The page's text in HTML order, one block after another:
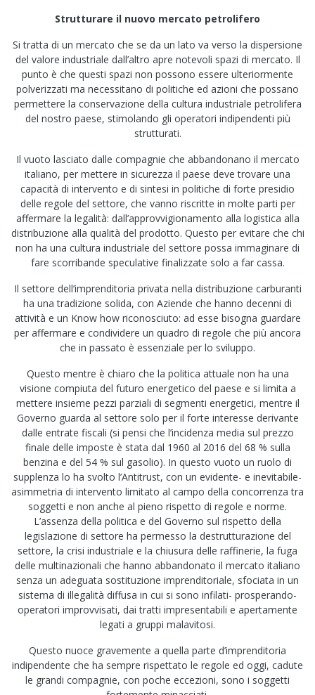
Strutturare il nuovo mercato petrolifero
Si tratta di un mercato che se da un lato va verso la dispersione
del valore industriale dall’altro apre notevoli spazi di mercato. Il
punto è che questi spazi non possono essere ulteriormente
polverizzati ma necessitano di politiche ed azioni che possano
permettere la conservazione della cultura industriale petrolifera
del nostro paese, stimolando gli operatori indipendenti più
strutturati.
Il vuoto lasciato dalle compagnie che abbandonano il mercato
italiano, per mettere in sicurezza il paese deve trovare una
capacità di intervento e di sintesi in politiche di forte presidio
delle regole del settore, che vanno riscritte in molte parti per
affermare la legalità: dall’approvvigionamento alla logistica alla
distribuzione alla qualità del prodotto. Questo per evitare che chi
non ha una cultura industriale del settore possa immaginare di
fare scorribande speculative finalizzate solo a far cassa.
Il settore dell’imprenditoria privata nella distribuzione carburanti
ha una tradizione solida, con Aziende che hanno decenni di
attività e un Know how riconosciuto: ad esse bisogna guardare
per affermare e condividere un quadro di regole che più ancora
che in passato è essenziale per lo sviluppo.
Questo mentre è chiaro che la politica attuale non ha una
visione compiuta del futuro energetico del paese e si limita a
mettere insieme pezzi parziali di segmenti energetici, mentre il
Governo guarda al settore solo per il forte interesse derivante
dalle entrate fiscali (si pensi che l’incidenza media sul prezzo
finale delle imposte è stata dal 1960 al 2016 del 68 % sulla
benzina e del 54 % sul gasolio). In questo vuoto un ruolo di
supplenza lo ha svolto l’Antitrust, con un evidente- e inevitabile-
asimmetria di intervento limitato al campo della concorrenza tra
soggetti e non anche al pieno rispetto di regole e norme.
L’assenza della politica e del Governo sul rispetto della
legislazione di settore ha permesso la destrutturazione del
settore, la crisi industriale e la chiusura delle raffinerie, la fuga
delle multinazionali che hanno abbandonato il mercato italiano
senza un adeguata sostituzione imprenditoriale, sfociata in un
sistema di illegalità diffusa in cui si sono infilati- prosperando-
operatori improvvisati, dai tratti impresentabili e apertamente
legati a gruppi malavitosi.
Questo nuoce gravemente a quella parte d’imprenditoria
indipendente che ha sempre rispettato le regole ed oggi, cadute
le grandi compagnie, con poche eccezioni, sono i soggetti